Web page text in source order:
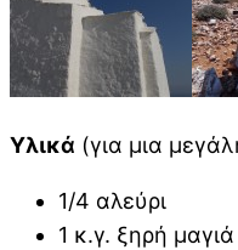
Υλικά (για μια
1/4 αλεύρι
1 κ.γ. ξηρή μαγιά